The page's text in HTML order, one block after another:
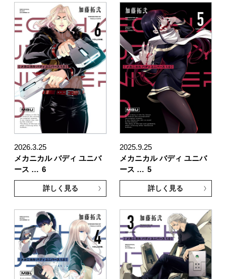
2026.3.25
メカニカル バディ ユニバ
ース … 6
詳しく見る
2025.9.25
メカニカル バディ ユニバ
ース … 5
詳しく見る